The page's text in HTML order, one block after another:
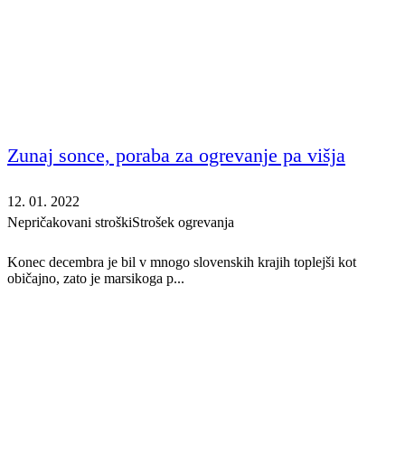
Zunaj sonce, poraba za ogrevanje pa višja
12. 01. 2022
Nepričakovani stroškiStrošek ogrevanja
Konec decembra je bil v mnogo slovenskih krajih toplejši kot
običajno, zato je marsikoga p...